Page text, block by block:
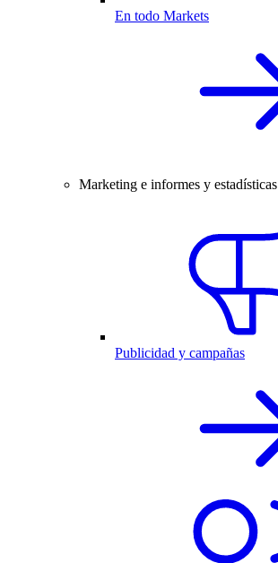
En todo Markets
Marketing e informes y estadísticas
Publicidad y campañas